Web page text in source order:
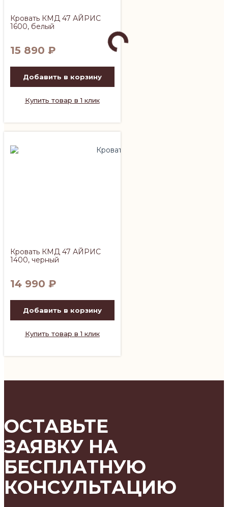
Кровать КМД 47 АЙРИС
1600, белый
15 890 ₽
Добавить в корзину
Купить товар в 1 клик
Кровать КМД 47 АЙРИС
1400, черный
14 990 ₽
Добавить в корзину
Купить товар в 1 клик
ОСТАВЬТЕ
ЗАЯВКУ НА
БЕСПЛАТНУЮ
КОНСУЛЬТАЦИЮ